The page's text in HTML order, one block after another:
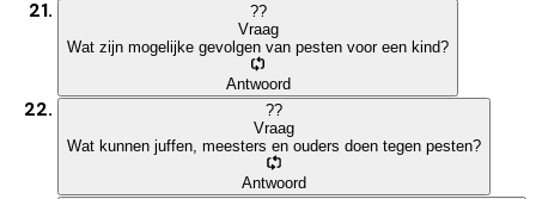
??
Vraag
Wat zijn mogelijke gevolgen van pesten voor een kind?
Antwoord
??
Vraag
Wat kunnen juffen, meesters en ouders doen tegen pesten?
Antwoord